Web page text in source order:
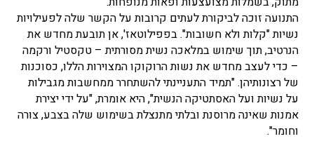
התנועה זוכה לביקורת לעתים קרובות על הקשר שלה לפעילויות
נשיות "קלות ולא חשובות". בפפילוטאז', אן תובעת מחדש את
הנרטיב, תוך שימוש במלאכה נשית מסורתית – טקסטיל ורקמה
– כדי לעצב מחדש את נשות הרוקוקו המצוירות הללו, כסוכנות
של רצונותיהן. "תמיד התעניינתי להשתחרר ממחשבות מגבילות
על נשיות ועל האסתטיקה הנשית", היא אומרת, "על ידי יצירת
אמנות שאינה מרוסנת ובלתי מתנצלת בשימוש שלה בצבע, צורה
וחומר".